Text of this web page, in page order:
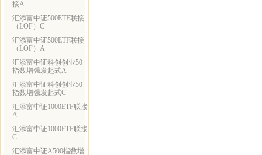
接A
汇添富中证500ETF联接
（LOF）C
汇添富中证500ETF联接
（LOF）A
汇添富中证科创创业50
指数增强发起式A
汇添富中证科创创业50
指数增强发起式C
汇添富中证1000ETF联接
A
汇添富中证1000ETF联接
C
汇添富中证A500指数增